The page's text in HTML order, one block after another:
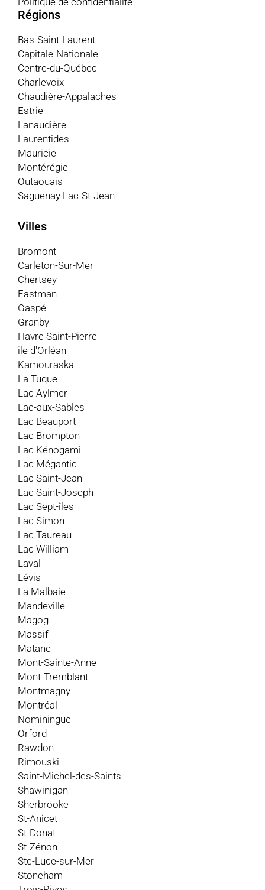
Régions
Bas-Saint-Laurent
Capitale-Nationale
Centre-du-Québec
Charlevoix
Chaudière-Appalaches
Estrie
Lanaudière
Laurentides
Mauricie
Montérégie
Outaouais
Saguenay Lac-St-Jean
Villes
Bromont
Carleton-Sur-Mer
Chertsey
Eastman
Gaspé
Granby
Havre Saint-Pierre
île d'Orléan
Kamouraska
La Tuque
Lac Aylmer
Lac-aux-Sables
Lac Beauport
Lac Brompton
Lac Kénogami
Lac Mégantic
Lac Saint-Jean
Lac Saint-Joseph
Lac Sept-îles
Lac Simon
Lac Taureau
Lac William
Laval
Lévis
La Malbaie
Mandeville
Magog
Massif
Matane
Mont-Sainte-Anne
Mont-Tremblant
Montmagny
Montréal
Nominingue
Orford
Rawdon
Rimouski
Saint-Michel-des-Saints
Shawinigan
Sherbrooke
St-Anicet
St-Donat
St-Zénon
Ste-Luce-sur-Mer
Stoneham